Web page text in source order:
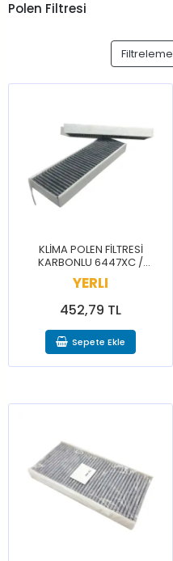
Polen Filtresi
Filtreleme
KLİMA POLEN FİLTRESİ
KARBONLU 6447XC /
BERLİNGO C4 C5 JUMPY DS5
DS7 3008 TRAVELLER
PARTNER RİFTER
YERLI
452,79 TL
Sepete Ekle